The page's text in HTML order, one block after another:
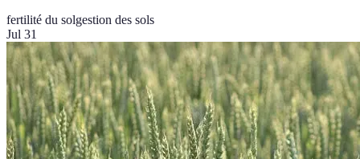
fertilité du solgestion des sols
Jul 31